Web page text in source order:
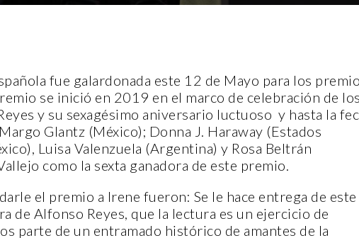
fue galardonada este 12 de Mayo para los
se inició en 2019 en el marco de celebración de los
y su sexagésimo aniversario luctuoso y hasta la
Glantz (México); Donna J. Haraway (Estados
Luisa Valenzuela (Argentina) y Rosa Beltrán
como la sexta ganadora de este premio.
el premio a Irene fueron: Se le hace entrega de este
de Alfonso Reyes, que la lectura es un ejercicio de
parte de un entramado histórico de amantes de la